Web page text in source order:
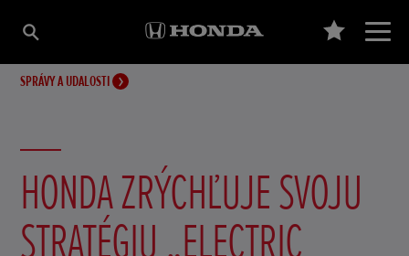
SPRÁVY A UDALOSTI
HONDA ZRÝCHĽUJE SVOJU
STRATÉGIU „ELECTRIC